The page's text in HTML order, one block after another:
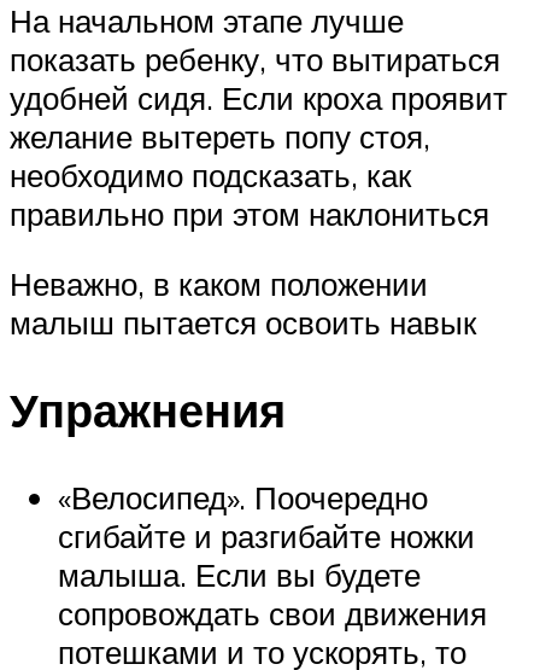
На начальном этапе лучше
показать ребенку, что вытираться
удобней сидя. Если кроха проявит
желание вытереть попу стоя,
необходимо подсказать, как
правильно при этом наклониться
Неважно, в каком положении
малыш пытается освоить навык
Упражнения
«Велосипед». Поочередно
сгибайте и разгибайте ножки
малыша. Если вы будете
сопровождать свои движения
потешками и то ускорять, то